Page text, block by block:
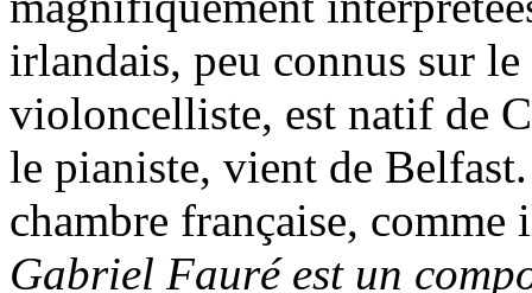
irlandais, peu connus sur
violoncelliste, est natif de
le pianiste, vient de
chambre française,
Gabriel Fauré est un